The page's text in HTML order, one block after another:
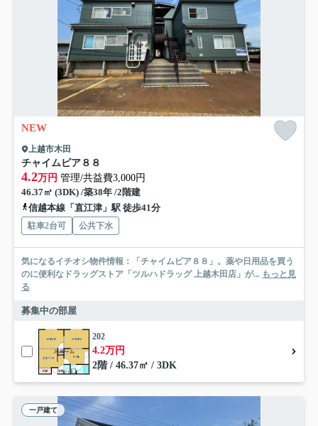
NEW
上越市木田
チャイムピア８８
4.2万円 管理/共益費3,000円
46.37㎡ (3DK) /築38年 /2階建
信越本線「直江津」駅 徒歩41分
駐車2台可 公共下水
気になるイチオシ物件情報：「チャイムピア８８」。薬や日用品を買う
のに便利なドラッグストア「ツルハドラッグ 上越木田店」が... もっと見
る
募集中の部屋
202
4.2万円
2階 / 46.37㎡ / 3DK
一戸建て